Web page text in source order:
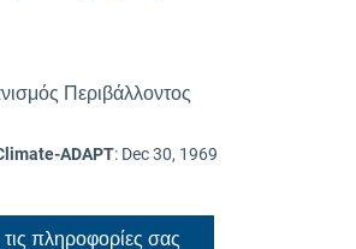
Περιβάλλοντος
ADAPT: Dec 30, 1969
τις πληροφορίες σας